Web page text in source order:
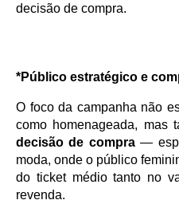
decisão de compra.
*Público estratégico e
O foco da campanha não
como homenageada, mas
decisão de compra —
moda, onde o público
do ticket médio tanto no
revenda.